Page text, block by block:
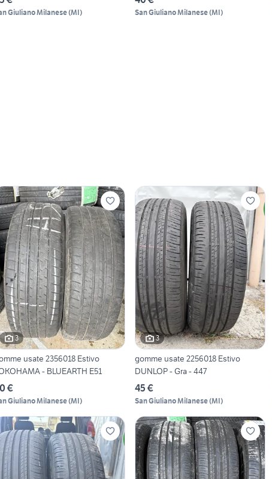
Giuliano Milanese(MI) San Giuliano Milanese(MI)
3
usate 2356018 Estivo
- BLUEARTH E51
€
Giuliano Milanese(MI)
3
gomme usate 2256018 Estivo
DUNLOP - Gra - 447
45 €
San Giuliano Milanese(MI)